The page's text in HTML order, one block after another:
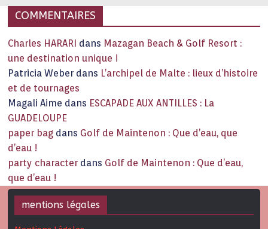
COMMENTAIRES
Charles HARARI dans Mazagan Beach & Golf Resort :
une destination unique !
Patricia Weber dans L’archipel de Malte : lieux d’histoire
et de tournages
Magali Aime dans ESCAPADE AUX ANTILLES : La
GUADELOUPE
paper bag dans Golf de Maintenon : Que d’eau, que
d’eau !
party character dans Golf de Maintenon : Que d’eau,
que d’eau !
mentions légales